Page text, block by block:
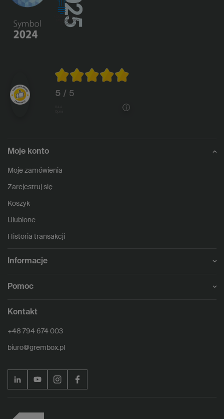
5 / 5
Moje konto
Moje zamówienia
Zarejestruj się
Koszyk
Ulubione
Historia transakcji
Informacje
Pomoc
Kontakt
+48 794 674 003
biuro@grembox.pl